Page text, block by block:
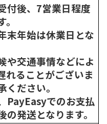
付後、7営業日程度
末年始は休業日とな
や交通事情などによ
れることがございま
ください。
PayEasyでのお支払
の発送となります。